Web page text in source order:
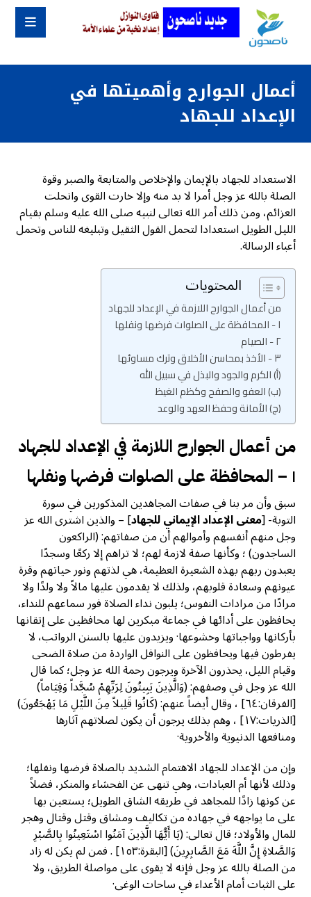
أعمال الجوارح وأهميتها في
الإعداد للجهاد
الاستعداد للجهاد بالإيمان والإخلاص والمتابعة والصبر وقوة
الصلة بالله عز وجل أمرا لا بد منه وإلا خارت القوى وانحلت
العزائم، ومن ذلك أمر الله تعالى لنبيه صلى الله عليه وسلم بقيام
الليل الطويل استعدادا لتحمل القول الثقيل وتبليغه للناس وتحمل
أعباء الرسالة.
المحتويات
من أعمال الجوارح اللازمة في الإعداد للجهاد
١ - المحافظة على الصلوات فرضها ونفلها
٢ - الصيام
٣ - الأخذ بمحاسن الأخلاق وترك مساوئها
(أ) الكرم والجود والبذل في سبيل الله
(ب) العفو والصفح وكظم الغيظ
(ج) الأمانة وحفظ العهد والوعد
من أعمال الجوارح اللازمة في الإعداد للجهاد
١ – المحافظة على الصلوات فرضها ونفلها
سبق وأن مر بنا في صفات المجاهدين المذكورين في سورة
التوبة- [معنى الإعداد الإيماني للجهاد] – والذين اشترى الله عز
وجل منهم أنفسهم وأموالهم أن من صفاتهم: (الراكعون
الساجدون) ؛ وكأنها صفة لازمة لهم؛ لا تراهم إلا ركعًا وسجدًا
يعبدون ربهم بهذه الشعيرة العظيمة، هي لذتهم ونور حياتهم وقرة
عيونهم وسعادة قلوبهم، ولذلك لا يقدمون عليها مالاً ولا ولدًا ولا
مرادًا من مرادات النفوس؛ يلبون نداء الصلاة فور سماعهم للنداء،
يحافظون على أدائها في جماعة مبكرين لها محافظين على إتقانها
بأركانها وواجباتها وخشوعها· ويزيدون عليها بالسنن الرواتب، لا
يفرطون فيها ويحافظون على النوافل الواردة من صلاة الضحى
وقيام الليل، يحذرون الآخرة ويرجون رحمة الله عز وجل؛ كما قال
الله عز وجل في وصفهم: (وَالَّذِينَ يَبِيتُونَ لِرَبِّهِمْ سُجَّداً وَقِيَاماً)
[الفرقان:٦٤] ، وقال أيضاً عنهم: (كَانُوا قَلِيلاً مِنَ اللَّيْلِ مَا يَهْجَعُونَ)
[الذريات:١٧] ، وهم بذلك يرجون أن يكون لصلاتهم آثارها
ومنافعها الدنيوية والأخروية·
وإن من الإعداد للجهاد الاهتمام الشديد بالصلاة فرضها ونفلها؛
وذلك لأنها أم العبادات، وهي تنهى عن الفحشاء والمنكر، فضلاً
عن كونها زادًا للمجاهد في طريقه الشاق الطويل؛ يستعين بها
على ما يواجهه في جهاده من تكاليف ومشاق وقتل وقتال وهجر
للمال والأولاد؛ قال تعالى: (يَا أَيُّهَا الَّذِينَ آمَنُوا اسْتَعِينُوا بِالصَّبْرِ
وَالصَّلاةِ إِنَّ اللَّهَ مَعَ الصَّابِرِينَ) [البقرة:١٥٣] . فمن لم يكن له زاد
من الصلة بالله عز وجل فإنه لا يقوى على مواصلة الطريق، ولا
على الثبات أمام الأعداء في ساحات الوغى·